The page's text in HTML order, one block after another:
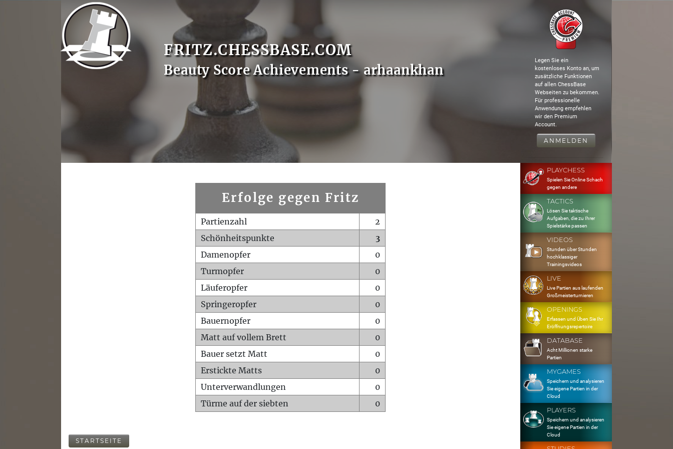
FRITZ.CHESSBASE.COM
Beauty Score Achievements - arhaankhan
Legen Sie ein
kostenloses Konto an, um
zusätzliche Funktionen
auf allen ChessBase
Webseiten zu bekommen.
Für professionelle
Anwendung empfehlen
wir den Premium
Account.
ANMELDEN
Erfolge gegen Fritz
Partienzahl
2
Schönheitspunkte
3
Damenopfer
0
Turmopfer
0
Läuferopfer
0
Springeropfer
0
Bauernopfer
0
Matt auf vollem Brett
0
Bauer setzt Matt
0
Erstickte Matts
0
Unterverwandlungen
0
Türme auf der siebten
0
STARTSEITE
PLAYCHESS
Spielen Sie Online Schach
gegen andere
TACTICS
Lösen Sie taktische
Aufgaben, die zu Ihrer
Spielstärke passen
VIDEOS
Stunden über Stunden
hochklassiger
Trainingsvideos
LIVE
Live Partien aus laufenden
Großmeisterturnieren
OPENINGS
Erfassen und Üben Sie Ihr
Eröffnungsrepertoire
DATABASE
Acht Millionen starke
Partien
MYGAMES
Speichern und analysieren
Sie eigene Partien in der
Cloud
PLAYERS
Speichern und analysieren
Sie eigene Partien in der
Cloud